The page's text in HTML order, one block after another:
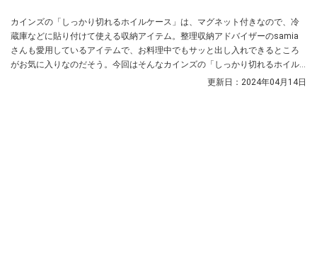
カインズの「しっかり切れるホイルケース」は、マグネット付きなので、冷
蔵庫などに貼り付けて使える収納アイテム。整理収納アドバイザーのsamia
さんも愛用しているアイテムで、お料理中でもサッと出し入れできるところ
がお気に入りなのだそう。今回はそんなカインズの「しっかり切れるホイル
更新日： 2024年04月14日